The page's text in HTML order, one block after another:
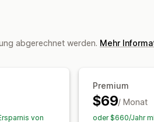
Tracking-Seite mit
Tarife ausblenden
abgerechnet werden. Mehr
von
Premium
$69/ Monat
oder $660/Jahr